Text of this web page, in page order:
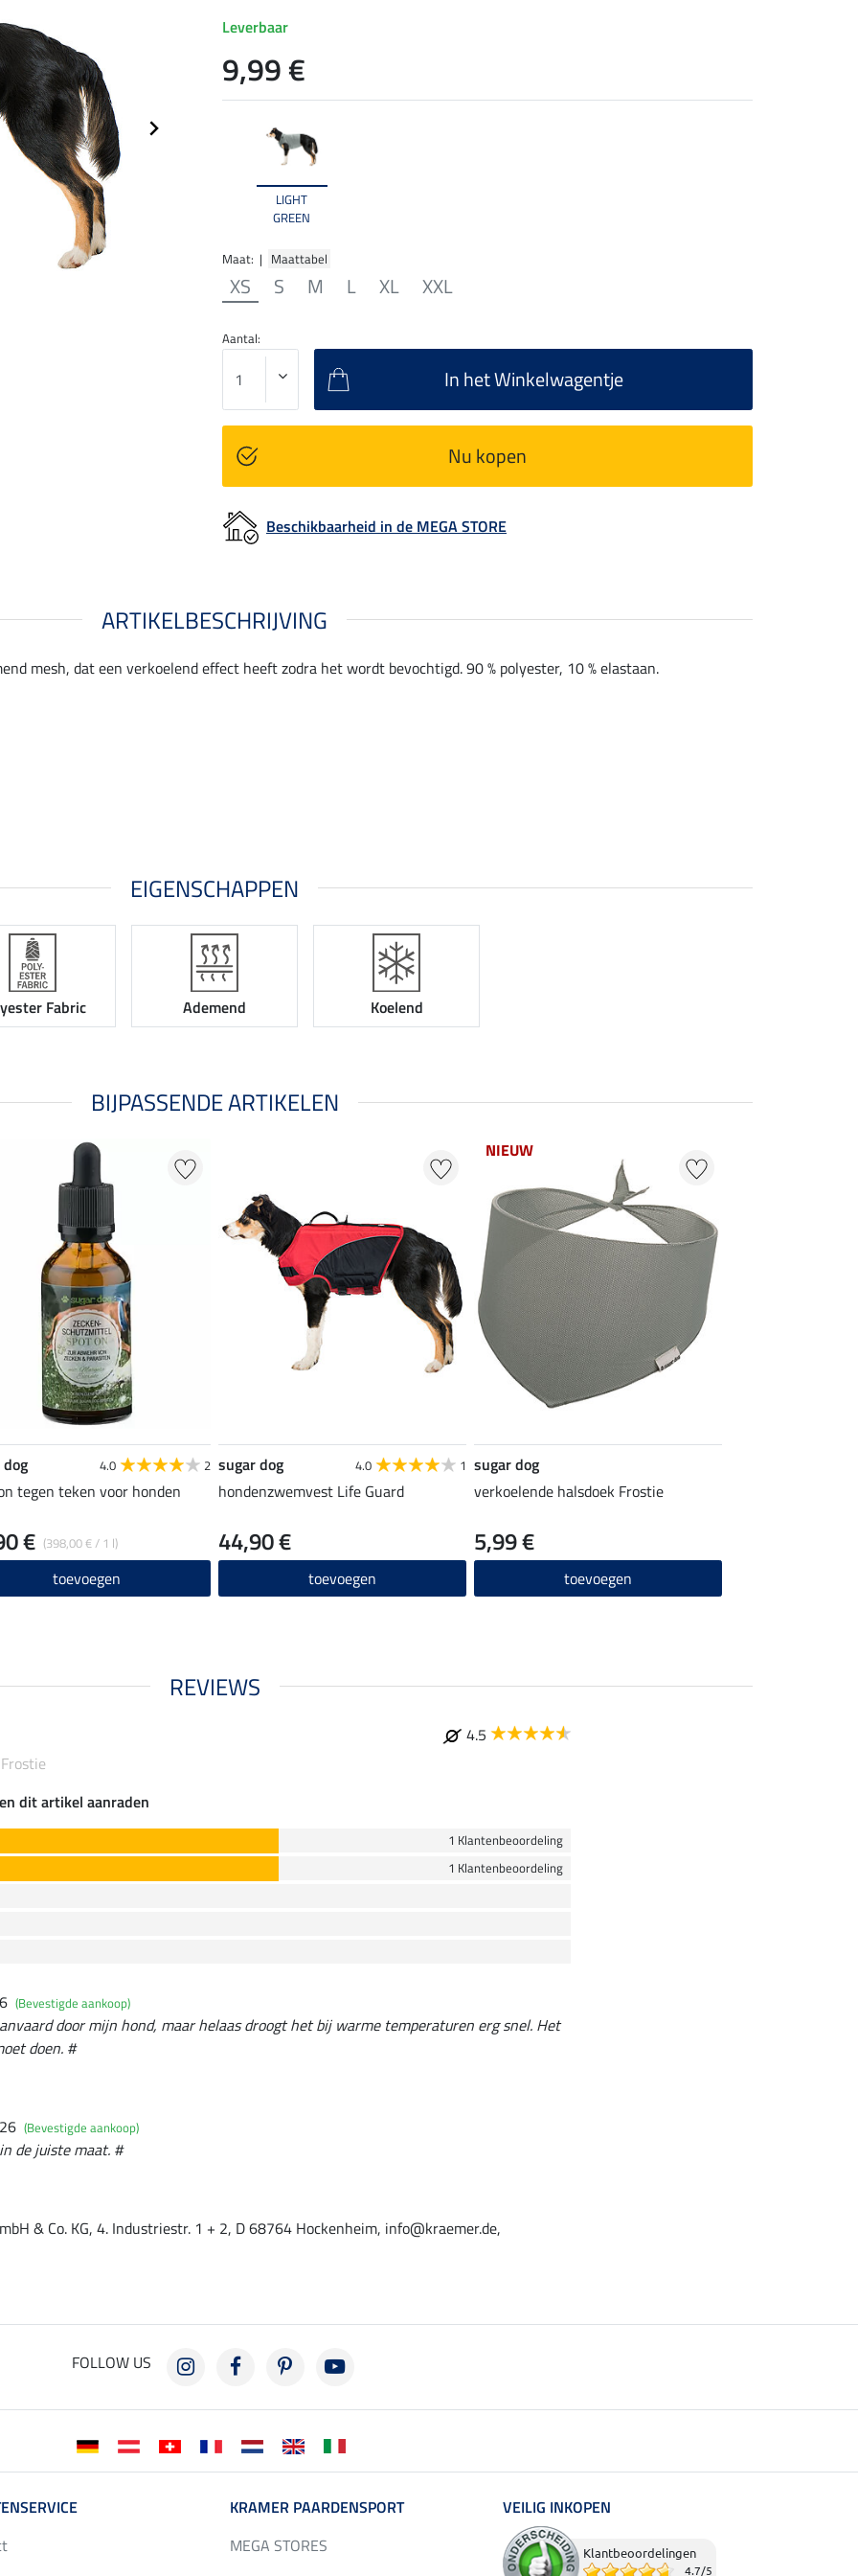
LIGHT
GREEN
Maat: | Maattabel
XS S M L XL XXL
Leverbaar
9,99 €
Aantal:
In het Winkelwagentje
Nu kopen
Beschikbaarheid in de MEGA STORE
ARTIKELBESCHRIJVING
mesh, dat een verkoelend effect heeft zodra het wordt bevochtigd. 90 % polyester, 10 % elastaan.
EIGENSCHAPPEN
Fabric Ademend Koelend
BIJPASSENDE ARTIKELEN
4.0 2
tegen teken voor honden
(398,00 € / 1 l)
€
toevoegen
sugar dog 4.0 1
hondenzwemvest Life Guard
44,90 €
toevoegen
NIEUW
sugar dog
verkoelende halsdoek Frostie
5,99 €
toevoegen
REVIEWS
4.5
dit artikel aanraden
1 Klantenbeoordeling
1 Klantenbeoordeling
(Bevestigde aankoop)
door mijn hond, maar helaas droogt het bij warme temperaturen erg snel. Het
doen. #
(Bevestigde aankoop)
de juiste maat. #
& Co. KG, 4. Industriestr. 1 + 2, D 68764 Hockenheim, info@kraemer.de,
FOLLOW US
KRAMER PAARDENSPORT
MEGA STORES
VEILIG INKOPEN
Klantbeoordelingen
4.7/5